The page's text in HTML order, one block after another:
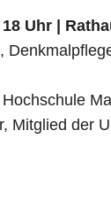
Uhr |
Mitglied der